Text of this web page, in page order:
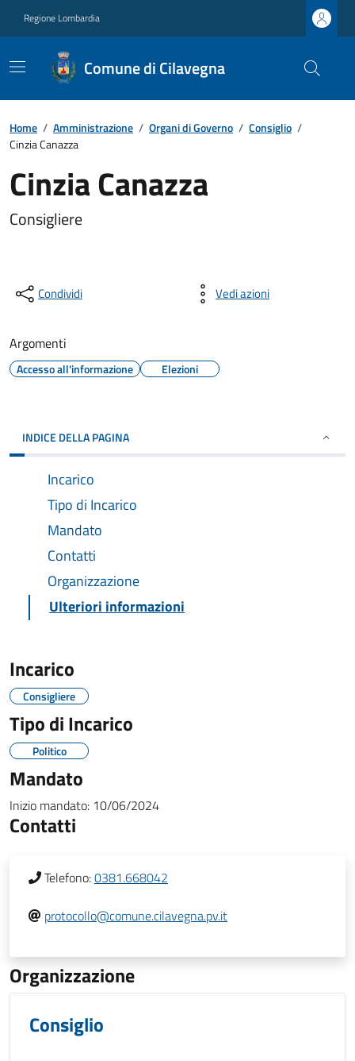
Regione Lombardia
Comune di Cilavegna
Home / Amministrazione / Organi di Governo / Consiglio /
Cinzia Canazza
Cinzia Canazza
Consigliere
Condividi Vedi azioni
Argomenti
Accesso all'informazione Elezioni
INDICE DELLA PAGINA
Incarico
Tipo di Incarico
Mandato
Contatti
Organizzazione
Ulteriori informazioni
Incarico
Consigliere
Tipo di Incarico
Politico
Mandato
Inizio mandato: 10/06/2024
Contatti
Telefono:0381.668042
protocollo@comune.cilavegna.pv.it
Organizzazione
Consiglio